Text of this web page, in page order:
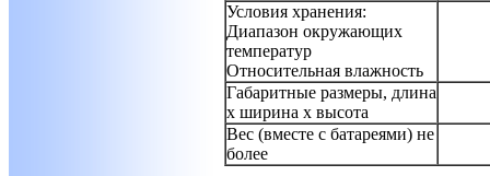
Условия хранения:
Диапазон окружающих
температур
Относительная влажность
Габаритные размеры, длина
x ширина x высота
Вес (вместе с батареями) не
более